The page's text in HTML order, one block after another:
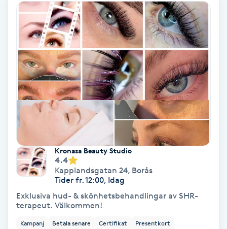
Nagelklippning
Nagelsvamp
Nageltrång
Nagelvård
Naglar borttagning
Naglar reparation
Navelpiercing
Kronasa Beauty Studio
4.4
Kapplandsgatan 24, Borås
Tider fr. 12:00, Idag
Exklusiva hud- & skönhetsbehandlingar av SHR-
terapeut. Välkommen!
Kampanj Betala senare Certifikat Presentkort